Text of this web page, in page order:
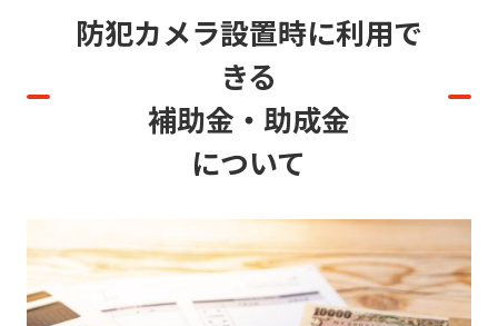
防犯カメラ設置時に利用で
きる
補助金・助成金
について